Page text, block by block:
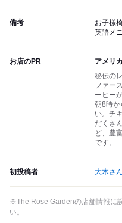
備考
お子様
英語メ
お店のPR
アメリ
秘伝の
ファー
ーヒー
朝8時か
い。チ
だくさ
ど、豊
です。
初投稿者 大木さん
※The Rose Gardenの店舗情報に
い。